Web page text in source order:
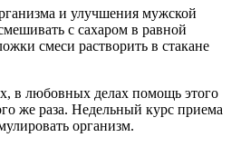
и улучшения мужской
с сахаром в равной
смеси растворить в стакане
в любовных делах помощь этого
же раза. Недельный курс приема
организм.